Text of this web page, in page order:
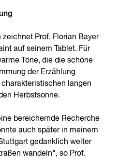
Prof. Florian Bayer
auf seinem Tablet. Für
Töne, die die schöne
der Erzählung
langen
Herbstsonne.
bereichernde Recherche
auch später in meinem
gedanklich weiter
wandeln", so Prof.